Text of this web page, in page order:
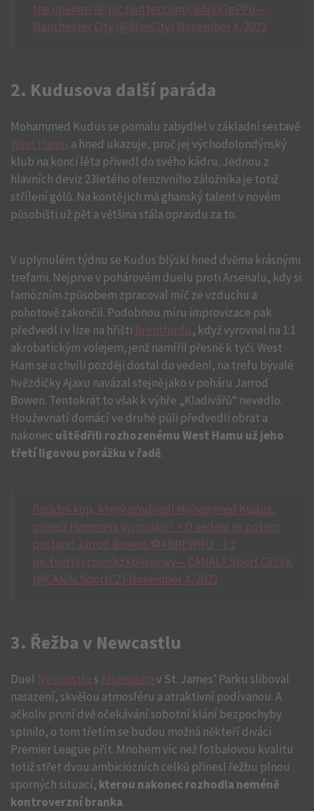
the opener! 🤩 pic.twitter.com/cWNXY7gPPo—
Manchester City (@ManCity) November 4, 2023
2. Kudusova další paráda
Mohammed Kudus se pomalu zabydlel v základní sestavě
West Hamu a hned ukazuje, proč jej východolondýnský
klub na konci léta přivedl do svého kádru. Jednou z
hlavních deviz 23letého ofenzivního záložníka je totiž
střílení gólů. Na kontě jich má ghanský talent v novém
působišti už pět a většina stála opravdu za to.
V uplynulém týdnu se Kudus blýskl hned dvěma krásnými
trefami. Nejprve v pohárovém duelu proti Arsenalu, kdy si
famózním způsobem zpracoval míč ze vzduchu a
pohotově zakončil. Podobnou míru improvizace pak
předvedl i v lize na hřišti Brentfordu, když vyrovnal na 1:1
akrobatickým volejem, jenž namířil přesně k tyči. West
Ham se o chvíli později dostal do vedení, na trefu bývalé
hvězdičky Ajaxu navázal stejně jako v poháru Jarrod
Bowen. Tentokrát to však k výhře „Kladivářů“ nevedlo.
Houževnatí domácí ve druhé půli předvedli obrat a
nakonec uštědřili rozhozenému West Hamu už jeho
třetí ligovou porážku v řadě.
Parádní kop, který předvedl Mohammed Kudus,
přinesl Hammers vyrovnání! ⚡ O vedení se potom
postaral Jarrod Bowen. ⚽#BREWHU - 1:2
pic.twitter.com/kzXbAsegwy— CANAL+ Sport CZ/SK
(@CANALSportCZ) November 4, 2023
3. Řežba v Newcastlu
Duel Newcastlu sArsenalemv St. James’ Parku sliboval
nasazení, skvělou atmosféru a atraktivní podívanou. A
ačkoliv první dvě očekávání sobotní klání bezpochyby
splnilo, o tom třetím se budou možná někteří diváci
Premier League přít. Mnohem víc než fotbalovou kvalitu
totiž střet dvou ambiciózních celků přinesl řežbu plnou
sporných situací, kterou nakonec rozhodla neméně
kontroverzní branka.